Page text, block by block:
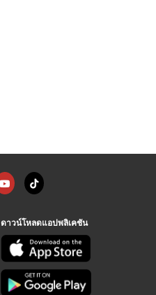
ดาวน์โหลดแอปพลิเคชัน